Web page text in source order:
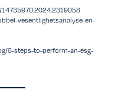
vesentlighetsanalyse-en-
6-steps-to-perform-an-esg-